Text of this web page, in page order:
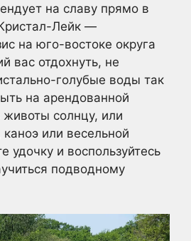
на славу прямо в
Лейк —
на юго-востоке округа
вас отдохнуть, не
голубые воды так
на арендованной
солнцу, или
или весельной
удочку и воспользуйтесь
подводному